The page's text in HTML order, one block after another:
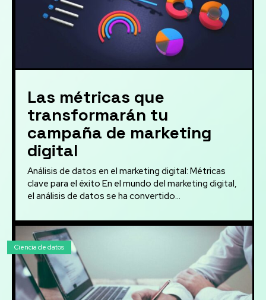
Las métricas que
transformarán tu
campaña de marketing
digital
Análisis de datos en el marketing digital: Métricas
clave para el éxito En el mundo del marketing digital,
el análisis de datos se ha convertido...
Ciencia de datos